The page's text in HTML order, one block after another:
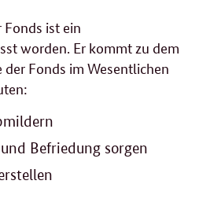
ist ein
worden. Er kommt zu dem
der Fonds im Wesentlichen
Befriedung sorgen